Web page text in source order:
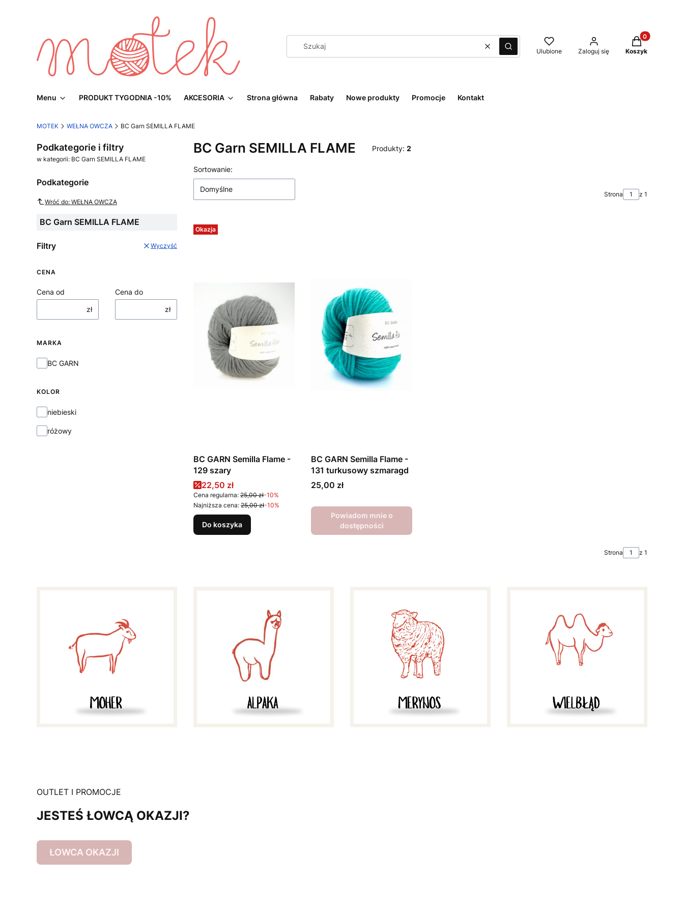
WyczyśćSzukaj Ulubione Zaloguj się
Produkty w
Koszyk
Menu PRODUKT TYGODNIA -10% AKCESORIA Strona główna Rabaty Nowe produkty Promocje Kontakt
MOTEK WEŁNA OWCZA BC Garn SEMILLA FLAME
Podkategorie i filtry
w kategorii: BC Garn SEMILLA FLAME
Podkategorie
Wróć do: WEŁNA OWCZA
BC Garn SEMILLA FLAME
Filtry Wyczyść
CENA
Cena od
zł
Cena do
zł
MARKA
MarkaBC GARN
KOLOR
KOLOR
niebieski
różowy
BC Garn SEMILLA FLAME Produkty: 2
Lista produktów
Sortowanie:
Domyślne
Strona z 1
Okazja
BC GARN Semilla Flame -
129 szary
Cena promocyjna
22,50 zł
Cena regularna: 25,00 zł-10%
Najniższa cena: 25,00 zł-10%
Do koszyka
BC GARN Semilla Flame -
131 turkusowy szmaragd
Cena
25,00 zł
Powiadom mnie o
dostępności
Strona z 1
OUTLET I PROMOCJE
JESTEŚ ŁOWCĄ OKAZJI?
ŁOWCA OKAZJI